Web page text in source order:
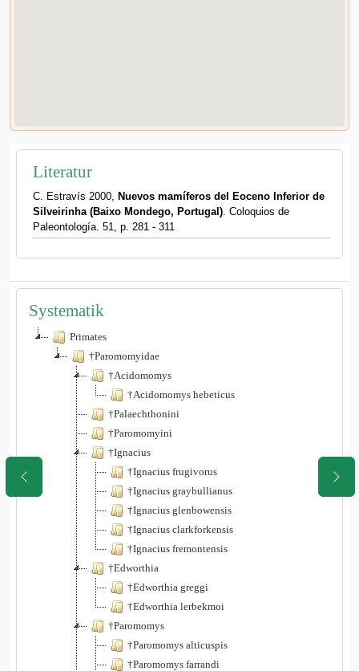
Literatur
C. Estravís 2000, Nuevos mamíferos del Eoceno Inferior de
Silveirinha (Baixo Mondego, Portugal). Coloquios de
Paleontología. 51, p. 281 - 311
Systematik
Primates
†Paromomyidae
†Acidomomys
†Acidomomys hebeticus
†Palaechthonini
†Paromomyini
†Ignacius
†Ignacius frugivorus
†Ignacius graybullianus
†Ignacius glenbowensis
†Ignacius clarkforkensis
†Ignacius fremontensis
†Edworthia
†Edworthia greggi
†Edworthia lerbekmoi
†Paromomys
†Paromomys alticuspis
†Paromomys farrandi